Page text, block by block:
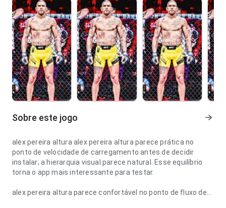
Sobre este jogo
alex pereira altura alex pereira altura parece prática no
ponto de velocidade de carregamento antes de decidir
instalar; a hierarquia visual parece natural. Esse equilíbrio
torna o app mais interessante para testar.
alex pereira altura parece confortável no ponto de fluxo de